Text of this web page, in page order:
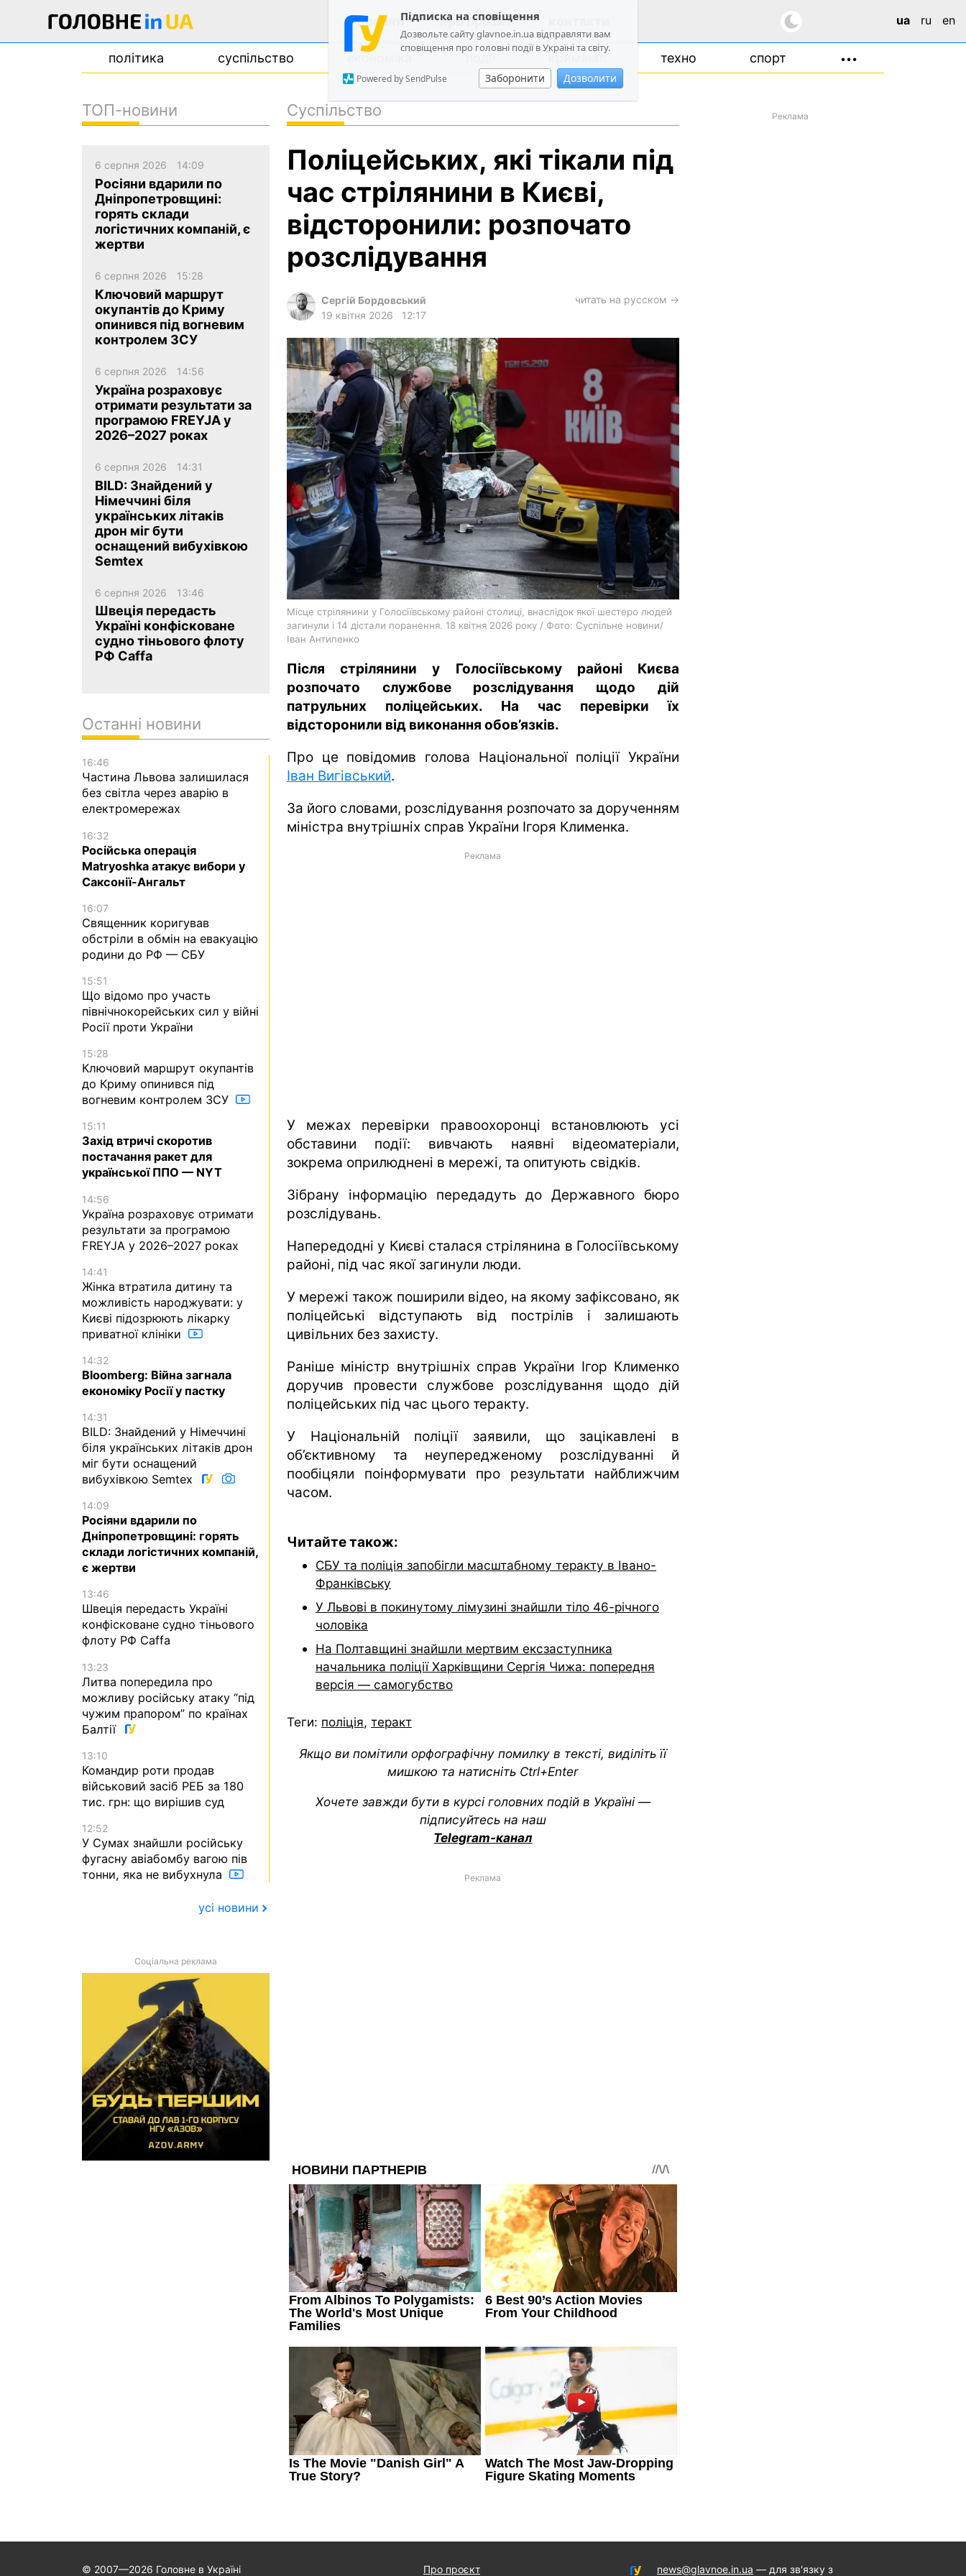
Підписка на сповіщення
Дозвольте сайту glavnoe.in.ua відправляти вам
сповіщення про головні події в Україні та світу.
Заборонити Дозволити
Powered by SendPulse
новини про проєкт ua ru en
політика суспільство кримінал техно спорт •••
політика
суспільство
економіка
події
кримінал
архів
gambling
en
Суспільство
Поліцейських, які тікали під
час стрілянини в Києві,
відсторонили: розпочато
розслідування
Сергій Бордовський
19 квітня 2026
12:17
читать на русском →
Місце стрілянини у Голосіївському районі столиці, внаслідок якої шестеро людей
загинули і 14 дістали поранення. 18 квітня 2026 року / Фото: Суспільне новини/
Іван Антипенко
Після стрілянини у Голосіївському районі Києва
розпочато службове розслідування щодо дій
патрульних поліцейських. На час перевірки їх
відсторонили від виконання обов’язків.
Про це повідомив голова Національної поліції України
Іван Вигівський.
За його словами, розслідування розпочато за дорученням
міністра внутрішніх справ України Ігоря Клименка.
Реклама
У межах перевірки правоохоронці встановлюють усі
обставини події: вивчають наявні відеоматеріали,
зокрема оприлюднені в мережі, та опитують свідків.
Зібрану інформацію передадуть до Державного бюро
розслідувань.
Напередодні у Києві сталася стрілянина в Голосіївському
районі, під час якої загинули люди.
У мережі також поширили відео, на якому зафіксовано, як
поліцейські відступають від пострілів і залишають
цивільних без захисту.
Раніше міністр внутрішніх справ України Ігор Клименко
доручив провести службове розслідування щодо дій
поліцейських під час цього теракту.
У Національній поліції заявили, що зацікавлені в
об’єктивному та неупередженому розслідуванні й
пообіцяли поінформувати про результати найближчим
часом.
Читайте також:
СБУ та поліція запобігли масштабному теракту в Івано-
Франківську
У Львові в покинутому лімузині знайшли тіло 46-річного
чоловіка
На Полтавщині знайшли мертвим ексзаступника
начальника поліції Харківщини Сергія Чижа: попередня
версія — самогубство
Теги: поліція, теракт
Якщо ви помітили орфографічну помилку в тексті, виділіть її
мишкою та натисніть Ctrl+Enter
Хочете завжди бути в курсі головних подій в Україні —
підписуйтесь на наш
Telegram-канал
Реклама
Реклама
ТОП-новини
6 серпня 2026 14:09
Росіяни вдарили по
Дніпропетровщині:
горять склади
логістичних компаній, є
жертви
6 серпня 2026 15:28
Ключовий маршрут
окупантів до Криму
опинився під вогневим
контролем ЗСУ
6 серпня 2026 14:56
Україна розраховує
отримати результати за
програмою FREYJA у
2026–2027 роках
6 серпня 2026 14:31
BILD: Знайдений у
Німеччині біля
українських літаків
дрон міг бути
оснащений вибухівкою
Semtex
6 серпня 2026 13:46
Швеція передасть
Україні конфісковане
судно тіньового флоту
РФ Caffa
Останні новини
16:46
Частина Львова залишилася
без світла через аварію в
електромережах
16:32
Російська операція
Matryoshka атакує вибори у
Саксонії-Ангальт
16:07
Священник коригував
обстріли в обмін на евакуацію
родини до РФ — СБУ
15:51
Що відомо про участь
північнокорейських сил у війні
Росії проти України
15:28
Ключовий маршрут окупантів
до Криму опинився під
вогневим контролем ЗСУ
15:11
Захід втричі скоротив
постачання ракет для
української ППО — NYT
14:56
Україна розраховує отримати
результати за програмою
FREYJA у 2026–2027 роках
14:41
Жінка втратила дитину та
можливість народжувати: у
Києві підозрюють лікарку
приватної клініки
14:32
Bloomberg: Війна загнала
економіку Росії у пастку
14:31
BILD: Знайдений у Німеччині
біля українських літаків дрон
міг бути оснащений
вибухівкою Semtex
14:09
Росіяни вдарили по
Дніпропетровщині: горять
склади логістичних компаній,
є жертви
13:46
Швеція передасть Україні
конфісковане судно тіньового
флоту РФ Caffa
13:23
Литва попередила про
можливу російську атаку “під
чужим прапором” по країнах
Балтії
13:10
Командир роти продав
військовий засіб РЕБ за 180
тис. грн: що вирішив суд
12:52
У Сумах знайшли російську
фугасну авіабомбу вагою пів
тонни, яка не вибухнула
усі новини
Соціальна реклама
© 2007—2026 Головне в Україні Про проєкт news@glavnoe.in.ua — для зв'язку з